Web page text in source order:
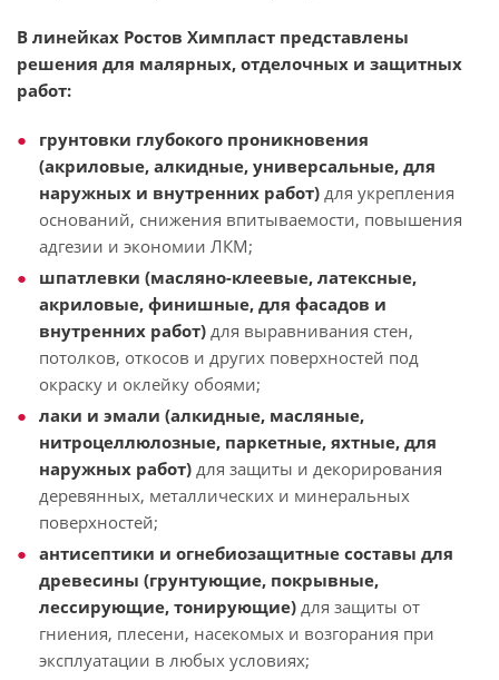
В линейках Ростов Химпласт представлены
решения для малярных, отделочных и защитных
работ:
грунтовки глубокого проникновения
(акриловые, алкидные, универсальные, для
наружных и внутренних работ) для укрепления
оснований, снижения впитываемости, повышения
адгезии и экономии ЛКМ;
шпатлевки (масляно-клеевые, латексные,
акриловые, финишные, для фасадов и
внутренних работ) для выравнивания стен,
потолков, откосов и других поверхностей под
окраску и оклейку обоями;
лаки и эмали (алкидные, масляные,
нитроцеллюлозные, паркетные, яхтные, для
наружных работ) для защиты и декорирования
деревянных, металлических и минеральных
поверхностей;
антисептики и огнебиозащитные составы для
древесины (грунтующие, покрывные,
лессирующие, тонирующие) для защиты от
гниения, плесени, насекомых и возгорания при
эксплуатации в любых условиях;